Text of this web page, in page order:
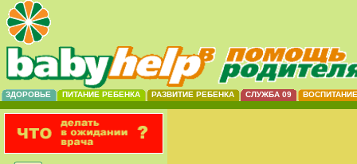
ЗДОРОВЬЕ ПИТАНИЕ РЕБЕНКА РАЗВИТИЕ РЕБЕНКА СЛУЖБА 09 ВОСПИТАНИЕ